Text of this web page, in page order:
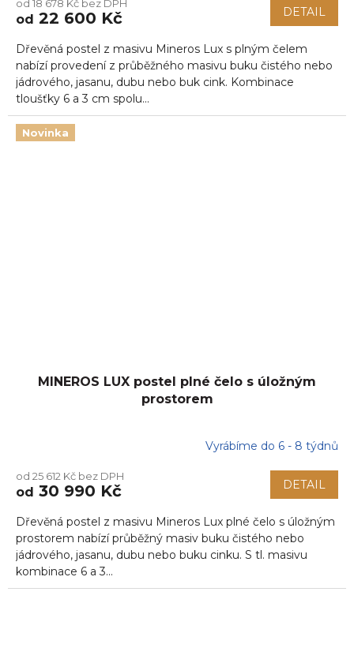
od 18 678 Kč bez DPH
od 22 600 Kč DETAIL
Dřevěná postel z masivu Mineros Lux s plným čelem
nabízí provedení z průběžného masivu buku čistého nebo
jádrového, jasanu, dubu nebo buk cink. Kombinace
tloušťky 6 a 3 cm spolu...
Novinka
MINEROS LUX postel plné čelo s úložným
prostorem
Vyrábíme do 6 - 8 týdnů
od 25 612 Kč bez DPH
od 30 990 Kč DETAIL
Dřevěná postel z masivu Mineros Lux plné čelo s úložným
prostorem nabízí průběžný masiv buku čistého nebo
jádrového, jasanu, dubu nebo buku cinku. S tl. masivu
kombinace 6 a 3...